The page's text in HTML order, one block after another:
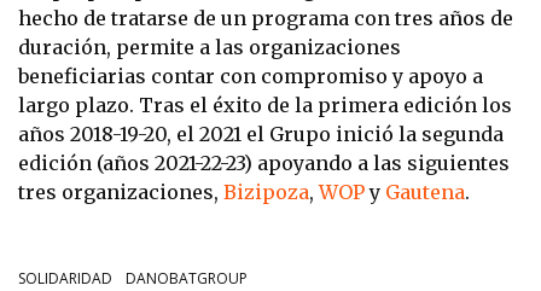
hecho de tratarse de un programa con tres años de
duración, permite a las organizaciones
beneficiarias contar con compromiso y apoyo a
largo plazo. Tras el éxito de la primera edición los
años 2018-19-20, el 2021 el Grupo inició la segunda
edición (años 2021-22-23) apoyando a las siguientes
tres organizaciones, Bizipoza, WOP y Gautena.
SOLIDARIDAD DANOBATGROUP